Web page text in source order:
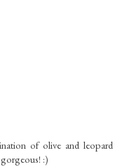
of olive and leopard
:)